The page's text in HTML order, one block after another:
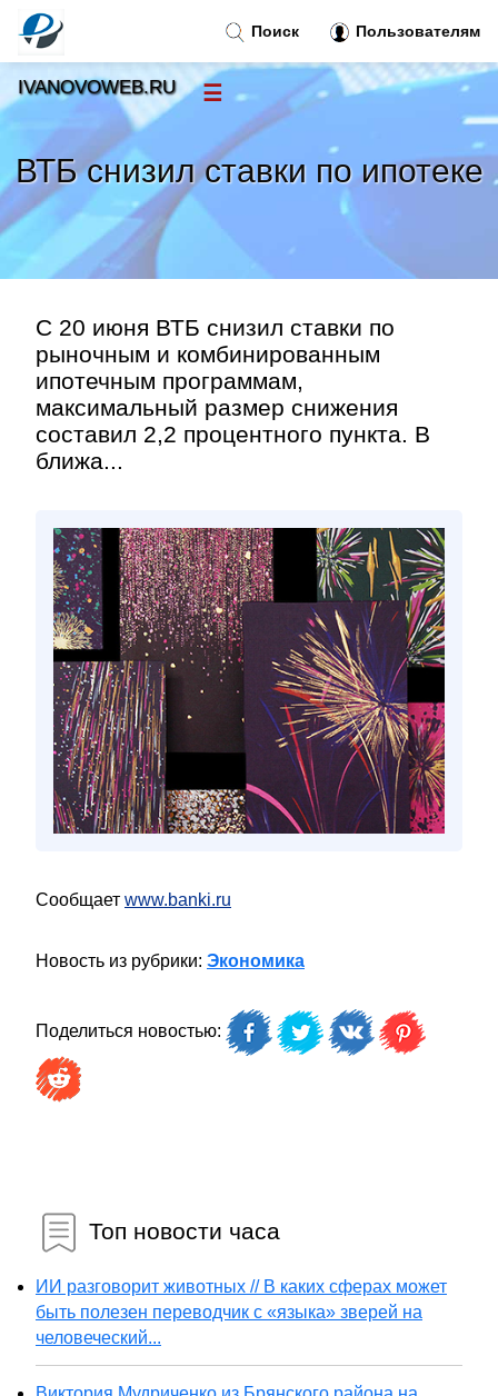
ВТБ снизил ставки по ипотеке
С 20 июня ВТБ снизил ставки по
рыночным и комбинированным
ипотечным программам,
максимальный размер снижения
составил 2,2 процентного пункта. В
ближа...
Сообщает www.banki.ru
Новость из рубрики: Экономика
Поделиться новостью:
Топ новости часа
ИИ разговорит животных // В каких сферах может
быть полезен переводчик с «языка» зверей на
человеческий...
Поиск Пользователям
IVANOVOWEB.RU ☰
Новости »
Тренды новостей»
Рубрики »
Контакт»